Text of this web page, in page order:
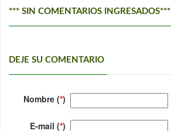
*** SIN COMENTARIOS INGRESADOS***
DEJE SU COMENTARIO
Nombre (*)
E-mail (*)